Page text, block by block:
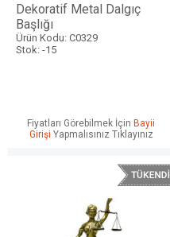
Dekoratif Metal Dalgıç
Başlığı
Ürün Kodu: C0329
Stok: -15
Fiyatları Görebilmek İçin Bayii
Girişi Yapmalısınız Tıklayınız